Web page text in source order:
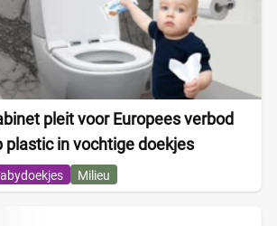
pleit voor Europees verbod
plastic in vochtige doekjes
Milieu